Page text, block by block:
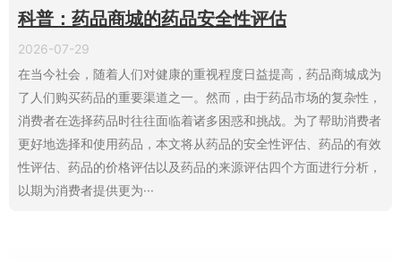
科普：药品商城的药品安全性评估
2026-07-29
在当今社会，随着人们对健康的重视程度日益提高，药品商城成为
了人们购买药品的重要渠道之一。然而，由于药品市场的复杂性，
消费者在选择药品时往往面临着诸多困惑和挑战。为了帮助消费者
更好地选择和使用药品，本文将从药品的安全性评估、药品的有效
性评估、药品的价格评估以及药品的来源评估四个方面进行分析，
以期为消费者提供更为···